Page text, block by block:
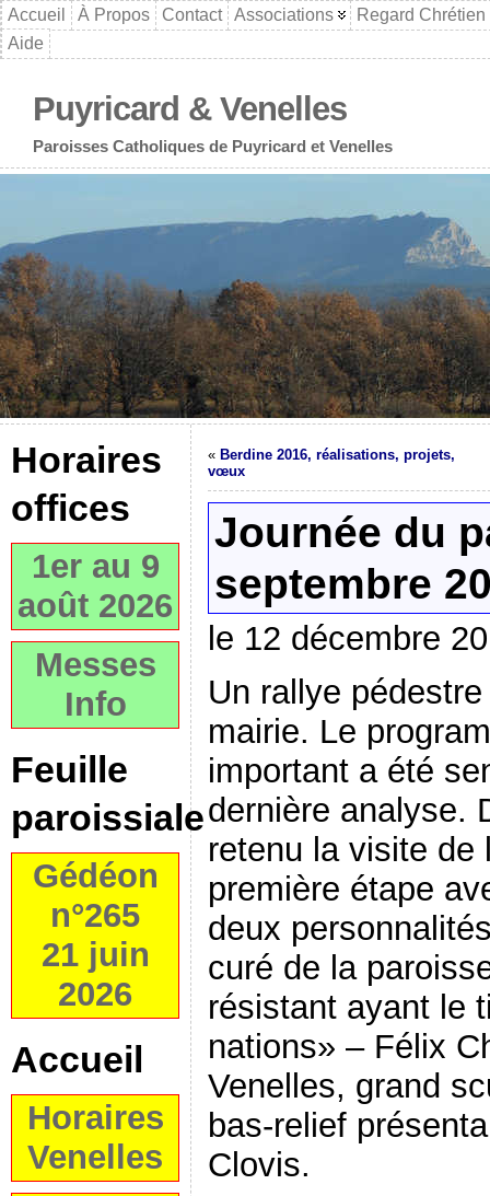
Accueil À Propos Contact Associations
Regard Chrétien
Aide
Puyricard & Venelles
Paroisses Catholiques de Puyricard et Venelles
Horaires
offices
1er au 9
août 2026
Messes
Info
Feuille
paroissiale
Gédéon
n°265
21 juin
2026
Accueil
Horaires
Venelles
« Berdine 2016, réalisations, projets,
vœux
Journée du
septembre
le 12 décembre
Un rallye
mairie. Le
important a été
dernière analyse.
retenu la visite de
première étape
deux
curé de la
résistant ayant le
nations» – Félix
Venelles, grand
bas-relief
Clovis.